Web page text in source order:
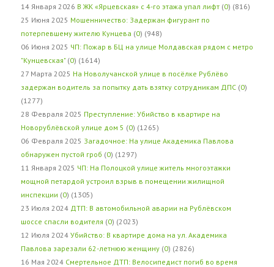
14 Января 2026 В ЖК «Ярцевская» с 4-го этажа упал лифт (0) (816)
25 Июня 2025 Мошенничество: Задержан фигурант по
потерпевшему жителю Кунцева (0) (948)
06 Июня 2025 ЧП: Пожар в БЦ на улице Молдавская рядом с метро
"Кунцевская" (0) (1614)
27 Марта 2025 На Новолучанской улице в посёлке Рублёво
задержан водитель за попытку дать взятку сотрудникам ДПС (0)
(1277)
28 Февраля 2025 Преступление: Убийство в квартире на
Новорублёвской улице дом 5 (0) (1265)
06 Февраля 2025 Загадочное: На улице Академика Павлова
обнаружен пустой гроб (0) (1297)
11 Января 2025 ЧП: На Полоцкой улице житель многоэтажки
мощной петардой устроил взрыв в помещении жилищной
инспекции (0) (1305)
23 Июля 2024 ДТП: В автомобильной аварии на Рублёвском
шоссе спасли водителя (0) (2023)
12 Июля 2024 Убийство: В квартире дома на ул. Академика
Павлова зарезали 62-летнюю женщину (0) (2826)
16 Мая 2024 Смертельное ДТП: Велосипедист погиб во время